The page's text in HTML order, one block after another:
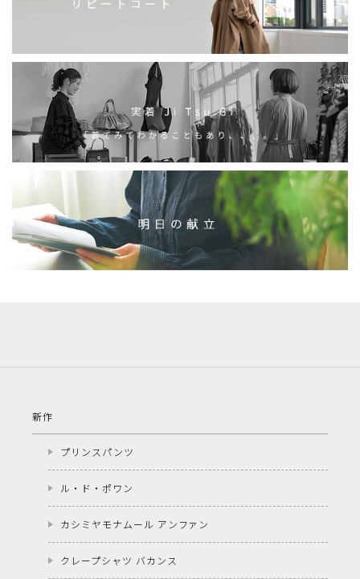
新作
プリンスパンツ
ル・ド・ポワン
カシミヤモナムール アンファン
クレープシャツ バカンス